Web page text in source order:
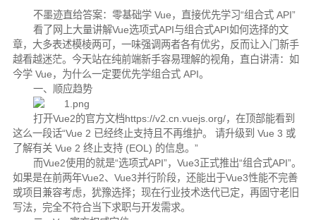
不墨迹直给答案：零基础学 Vue，直接优先学习“组合式 API”
看了网上大量讲解Vue选项式API与组合式API如何选择的文
章，大多表述模棱两可，一味强调两者各有优劣，反而让入门新手
越看越迷茫。今天站在纯前端新手容易理解的视角，直白讲清：如
今学 Vue，为什么一定要优先学组合式 API。
一、顺应趋势
打开Vue2的官方文档https://v2.cn.vuejs.org/，在顶部能看到
这么一段话“Vue 2 已经终止支持且不再维护。 请升级到 Vue 3 或
了解有关 Vue 2 终止支持 (EOL) 的信息。”
而Vue2使用的就是“选项式API”，Vue3正式推出“组合式API”。
如果是在前两年Vue2、Vue3并行阶段，还能出于Vue3性能不完善
或项目兼容考虑，犹豫选择；现在行业技术迭代已定，再固守老旧
写法，完全不符合当下求职与开发需求。